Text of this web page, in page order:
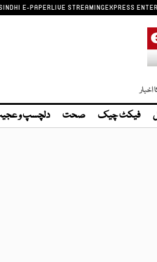
E-PAPERLIVE STREAMINGEXPRESS
اخبار
فیکٹ چیک صحت دلچسپ و